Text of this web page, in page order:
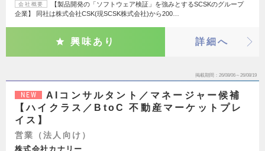
会社概要
【製品開発の「ソフトウェア検証」を強みとするSCSKのグループ
企業】 同社は株式会社CSK(現SCSK株式会社)から200…
興味あり 詳細へ
掲載期間 26/08/06～26/08/19
NEW
AIコンサルタント／マネージャー候補
【ハイクラス／BtoC 不動産マーケットプレ
イス】
営業（法人向け）
株式会社カナリー